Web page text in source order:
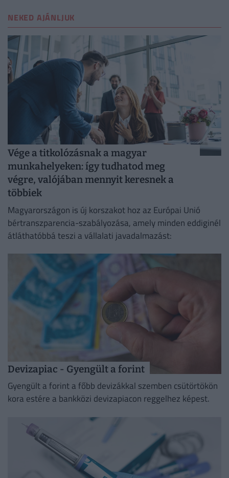
NEKED AJÁNLJUK
Vége a titkolózásnak a magyar
munkahelyeken: így tudhatod meg
végre, valójában mennyit keresnek a
többiek
Magyarországon is új korszakot hoz az Európai Unió
bértranszparencia-szabályozása, amely minden eddiginél
átláthatóbbá teszi a vállalati javadalmazást:
Devizapiac - Gyengült a forint
Gyengült a forint a főbb devizákkal szemben csütörtökön
kora estére a bankközi devizapiacon reggelhez képest.